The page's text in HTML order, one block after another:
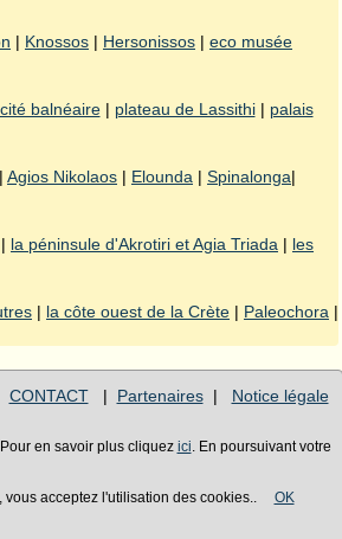
| Knossos | Hersonissos | eco musée
balnéaire| plateau de Lassithi| palais
| Agios Nikolaos | Elounda | Spinalonga|
| la péninsule d'Akrotiri et Agia Triada | les
| la côte ouest de la Crète | Paleochora |
CONTACT| Partenaires| Notice légale
en savoir plus cliquez ici . En poursuivant votre
vous acceptez l'utilisation des cookies.. OK